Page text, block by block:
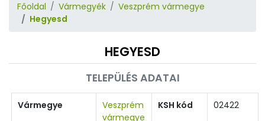
Főoldal Vármegyék
Veszprém vármegye
Hegyesd
HEGYESD
TELEPÜLÉS ADATAI
Vármegye
Veszprém
vármegye
KSH kód 02422